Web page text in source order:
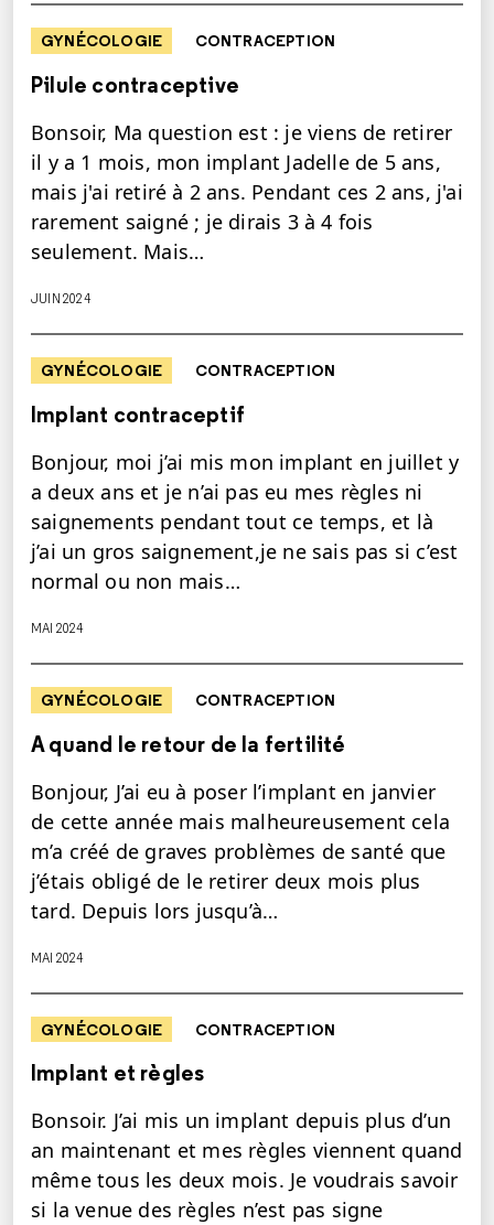
GYNÉCOLOGIE CONTRACEPTION
Pilule contraceptive
Bonsoir, Ma question est : je viens de retirer
il y a 1 mois, mon implant Jadelle de 5 ans,
mais j'ai retiré à 2 ans. Pendant ces 2 ans, j'ai
rarement saigné ; je dirais 3 à 4 fois
seulement. Mais…
JUIN 2024
GYNÉCOLOGIE CONTRACEPTION
Implant contraceptif
Bonjour, moi j’ai mis mon implant en juillet y
a deux ans et je n’ai pas eu mes règles ni
saignements pendant tout ce temps, et là
j’ai un gros saignement,je ne sais pas si c’est
normal ou non mais…
MAI 2024
GYNÉCOLOGIE CONTRACEPTION
A quand le retour de la fertilité
Bonjour, J’ai eu à poser l’implant en janvier
de cette année mais malheureusement cela
m’a créé de graves problèmes de santé que
j’étais obligé de le retirer deux mois plus
tard. Depuis lors jusqu’à…
MAI 2024
GYNÉCOLOGIE CONTRACEPTION
Implant et règles
Bonsoir. J’ai mis un implant depuis plus d’un
an maintenant et mes règles viennent quand
même tous les deux mois. Je voudrais savoir
si la venue des règles n’est pas signe